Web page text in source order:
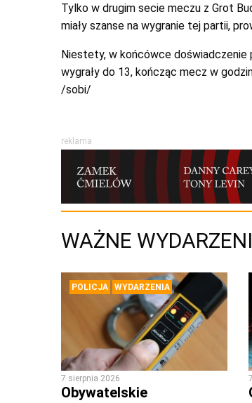
Tylko w drugim secie meczu z Grot
miały szanse na wygranie tej partii,
Niestety, w końcówce doświadczenie
wygrały do 13, kończąc mecz w
/sobi/
reklama
WAŻNE
POLICJA WYDARZENIA
7 sierpnia 2026
Obywatelskie